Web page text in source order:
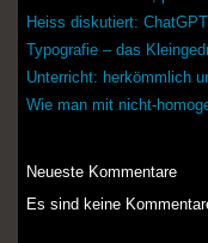
Heiss diskutiert: ChatGPT
Typografie – das
Unterricht: herkömmlich
Wie man mit nicht-
Neueste Kommentare
Es sind keine